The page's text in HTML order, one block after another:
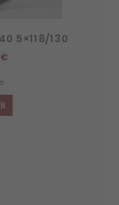
5×118/130
€Aktueller